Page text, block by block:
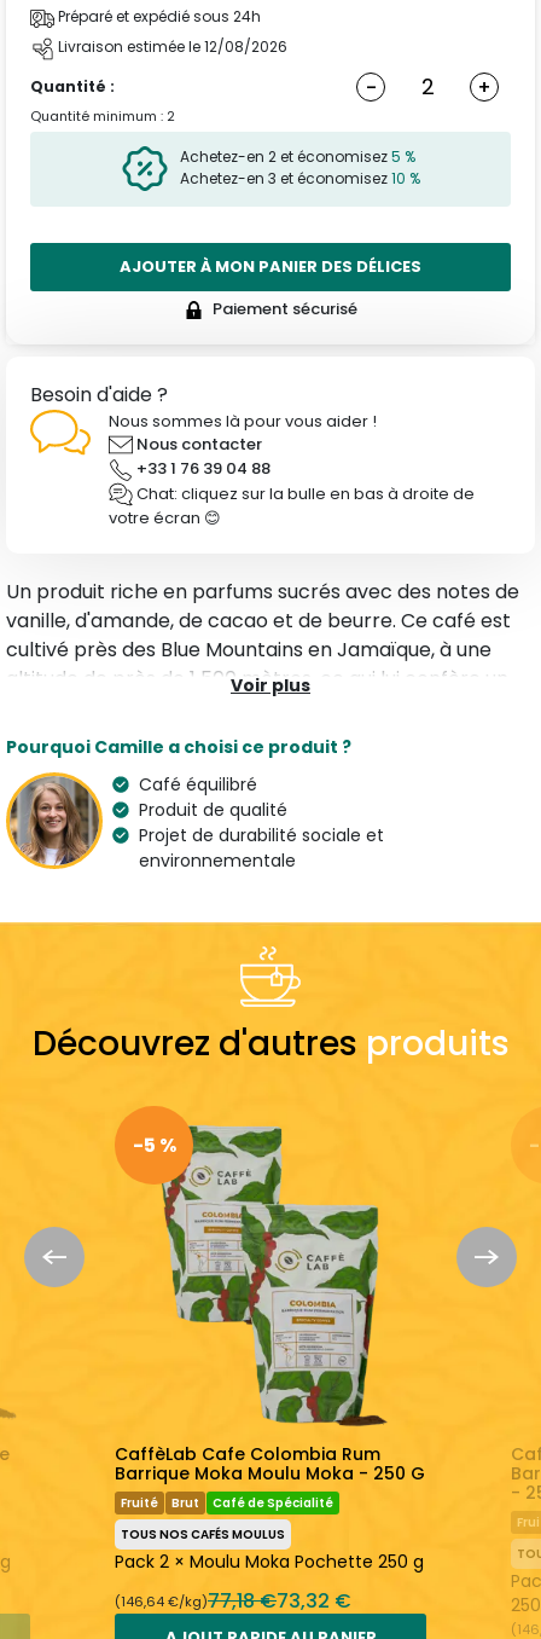
Préparé et expédié sous 24h
Livraison estimée le 12/08/2026
Quantité :
- +
Quantité minimum : 2
Achetez-en 2 et économisez5 %
Achetez-en 3 et économisez10 %
AJOUTER À MON PANIER DES DÉLICES
Paiement sécurisé
Besoin d'aide ?
Nous sommes là pour vous aider !
Nous contacter
+33 1 76 39 04 88
Chat: cliquez sur la bulle en bas à droite de
votre écran 😊
Un produit riche en parfums sucrés avec des notes de
vanille, d'amande, de cacao et de beurre. Ce café est
cultivé près des Blue Mountains en Jamaïque, à une
altitude de près de 1 500 mètres, ce qui lui confère un
Caractéristiques
Type
Tous nos Cafés Moulus
Cacao, Amande & Vanille
Origine
Pays de l'artisan
Suggestion de préparation
Dose
ÉQUILIBRÉ FORT
Un café parfaitement équilibré
Fraîchement torréfié
En savoir plus : CaffèLab Tous nos Cafés Moulus
Voir plus
Pourquoi Camille a choisi ce produit ?
Café équilibré
Produit de qualité
Projet de durabilité sociale et
environnementale
Découvrez d'autres produits
-5 %
CaffèLab Cafe Colombia Rum
Barrique Moka Moulu Moka - 250 G
Fruité Brut
Café de Spécialité
TOUS NOS CAFÉS MOULUS
Pack 2 × Moulu Moka Pochette 250 g
(146,64 €/kg)77,18 €73,32 €
-